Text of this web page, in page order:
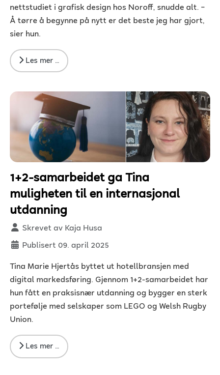
nettstudiet i grafisk design hos Noroff, snudde alt. –
Å tørre å begynne på nytt er det beste jeg har gjort,
sier hun.
Les mer …
1+2-samarbeidet ga Tina
muligheten til en internasjonal
utdanning
Detaljer
Skrevet av Kaja Husa
Publisert 09. april 2025
Tina Marie Hjertås byttet ut hotellbransjen med
digital markedsføring. Gjennom 1+2-samarbeidet har
hun fått en praksisnær utdanning og bygger en sterk
portefølje med selskaper som LEGO og Welsh Rugby
Union.
Les mer …